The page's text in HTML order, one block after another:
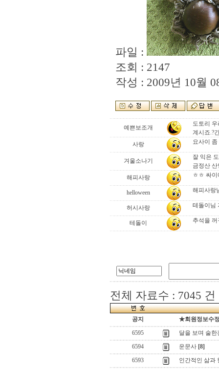
파일 :
조회 : 2147
작성 : 2009년 10월
예쁜보조개
도토리
계시죠.?
사랑
요사이
겨울소나기
잘 익은
금정산
해피사랑
ㅎㅎ 싸
helloween 해피사랑
허시사랑 테돌이님
테돌이 추석을 꺼
전체 자료수 : 7045 건
공지
★회원정보수
6595
달을 보며 술
6594
운문사 [8]
6593
인간적인 삶과